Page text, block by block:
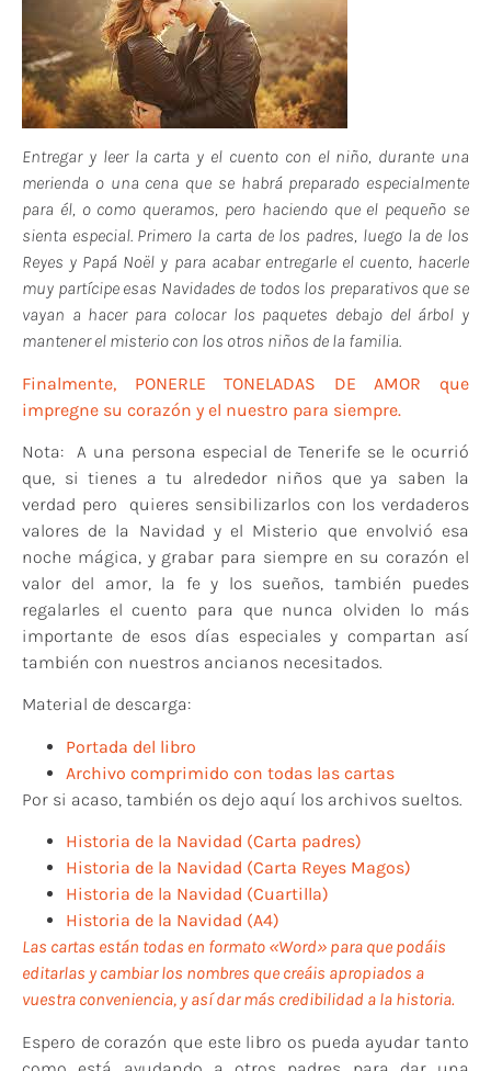
Entregar y leer la carta y el cuento con el niño, durante una
merienda o una cena que se habrá preparado especialmente
para él, o como queramos, pero haciendo que el pequeño se
sienta especial. Primero la carta de los padres, luego la de los
Reyes y Papá Noël y para acabar entregarle el cuento, hacerle
muy partícipe esas Navidades de todos los preparativos que se
vayan a hacer para colocar los paquetes debajo del árbol y
mantener el misterio con los otros niños de la familia.
Finalmente, PONERLE TONELADAS DE AMOR que
impregne su corazón y el nuestro para siempre.
Nota: A una persona especial de Tenerife se le ocurrió
que, si tienes a tu alrededor niños que ya saben la
verdad pero quieres sensibilizarlos con los verdaderos
valores de la Navidad y el Misterio que envolvió esa
noche mágica, y grabar para siempre en su corazón el
valor del amor, la fe y los sueños, también puedes
regalarles el cuento para que nunca olviden lo más
importante de esos días especiales y compartan así
también con nuestros ancianos necesitados.
Material de descarga:
Portada del libro
Archivo comprimido con todas las cartas
Por si acaso, también os dejo aquí los archivos sueltos.
Historia de la Navidad (Carta padres)
Historia de la Navidad (Carta Reyes Magos)
Historia de la Navidad (Cuartilla)
Historia de la Navidad (A4)
Las cartas están todas en formato «Word» para que podáis
editarlas y cambiar los nombres que creáis apropiados a
vuestra conveniencia, y así dar más credibilidad a la historia.
Espero de corazón que este libro os pueda ayudar tanto